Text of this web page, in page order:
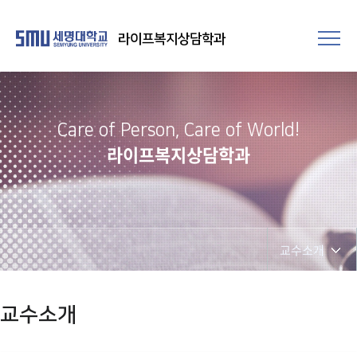
라이프복지상담학과
Care of Person, Care of World!
라이프복지상담학과
교수소개
교수소개